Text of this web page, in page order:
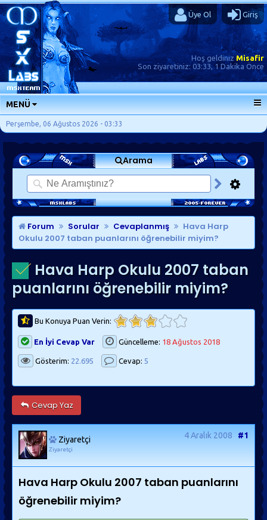
Üye Ol Giriş
Hoş geldinizMisafir
Son ziyaretiniz: 03:33, 1 Dakika Önce
MENÜ
ANA SAYFA
FORUMLAR
SORU-CEVAP
GÜNLÜKLER
SON MESAJLAR
KISAYOLLAR
Perşembe, 06 Ağustos 2026 - 03:33
Arama
Forum Sorular Cevaplanmış
Hava Harp
Okulu 2007 taban puanlarını öğrenebilir miyim?
Hava Harp Okulu 2007 taban
puanlarını öğrenebilir miyim?
Bu Konuya Puan Verin:
En İyi Cevap Var Güncelleme: 18 Ağustos 2018
Gösterim: 22.695 Cevap: 5
Cevap Yaz
Ziyaretçi
Ziyaretçi
4 Aralık 2008 #1
Hava Harp Okulu 2007 taban puanlarını
öğrenebilir miyim?